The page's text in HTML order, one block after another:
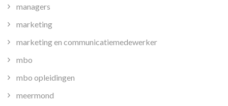
managers
marketing
marketing en communicatiemedewerker
mbo
mbo opleidingen
meermond